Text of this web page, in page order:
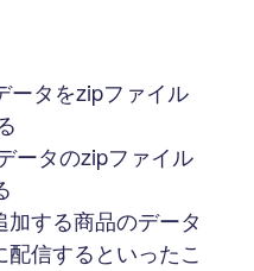
ータをzipファイル
ータのzipファイル
する商品のデータ
信するといったこ